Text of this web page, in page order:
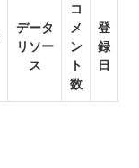
データ
リソー
ス
コ
メ
ン
ト
数
登
録
日